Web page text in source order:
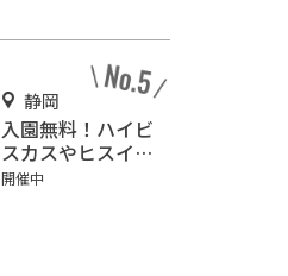
静岡
入園無料！ハイビ
スカスやヒスイカ
ズラが咲く『下賀
開催中